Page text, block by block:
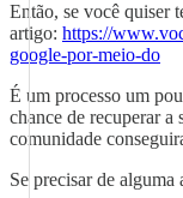
Então, se você quiser
artigo: https://
google-por-meio-do
É um processo um
chance de recuperar a
comunidade
Se precisar de